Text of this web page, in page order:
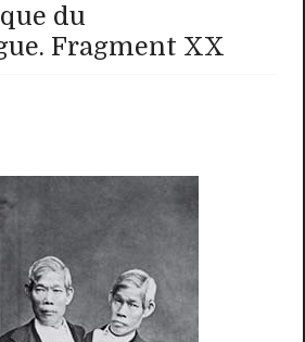
du
Fragment XX